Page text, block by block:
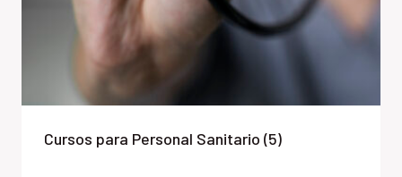
Cursos para Personal Sanitario (5)